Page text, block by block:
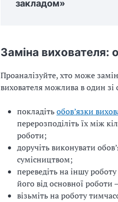
закладом»
Заміна вихователя:
Проаналізуйте, хто може
вихователя можлива в один зі
покладітьобов’язки
перерозподіліть їх між
роботи;
доручіть виконувати
сумісництвом;
переведіть на іншу
його від основної
візьміть на роботу